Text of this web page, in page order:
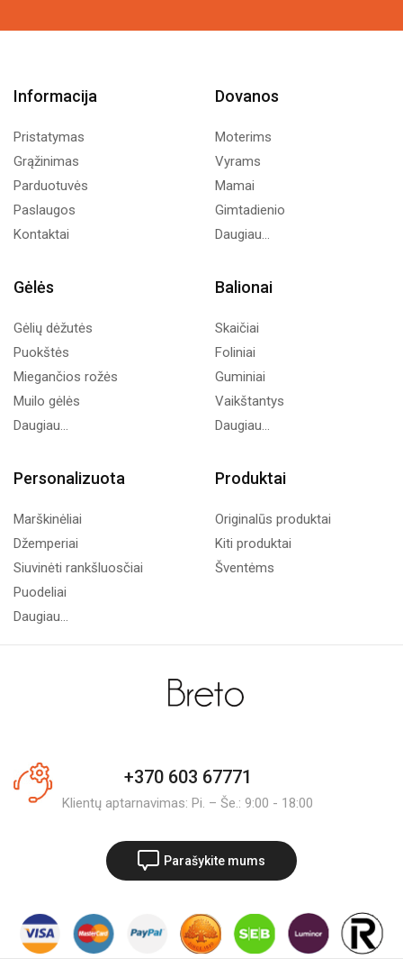
Informacija
Pristatymas
Grąžinimas
Parduotuvės
Paslaugos
Kontaktai
Dovanos
Moterims
Vyrams
Mamai
Gimtadienio
Daugiau...
Gėlės
Gėlių dėžutės
Puokštės
Miegančios rožės
Muilo gėlės
Daugiau...
Balionai
Skaičiai
Foliniai
Guminiai
Vaikštantys
Daugiau...
Personalizuota
Marškinėliai
Džemperiai
Siuvinėti rankšluosčiai
Puodeliai
Daugiau...
Produktai
Originalūs produktai
Kiti produktai
Šventėms
+370 603 67771
Klientų aptarnavimas: Pi. – Še.: 9:00 - 18:00
Parašykite mums